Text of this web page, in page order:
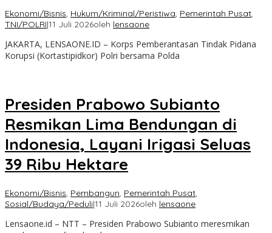
Ekonomi/Bisnis, Hukum/Kriminal/Peristiwa, Pemerintah Pusat,
TNI/POLRI|11 Juli 2026oleh lensaone
JAKARTA, LENSAONE.ID – Korps Pemberantasan Tindak Pidana
Korupsi (Kortastipidkor) Polri bersama Polda
Presiden Prabowo Subianto
Resmikan Lima Bendungan di
Indonesia, Layani Irigasi Seluas
39 Ribu Hektare
Ekonomi/Bisnis, Pembangun, Pemerintah Pusat,
Sosial/Budaya/Peduli|11 Juli 2026oleh lensaone
Lensaone.id – NTT – Presiden Prabowo Subianto meresmikan